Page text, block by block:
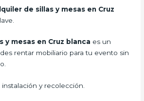
de sillas y mesas en Cruz
y mesas en Cruz blanca es un
rentar mobiliario para tu evento sin
y recolección.